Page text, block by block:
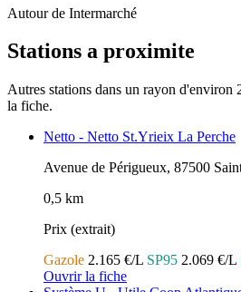
Autour de Intermarché
Stations a proximite
Autres stations dans un rayon
la fiche.
Netto - Netto St.Yrieix La Perche
Avenue de Périgueux, 87500
0,5 km
Prix (extrait)
Gazole 2.165 €/L SP95 2.069 €/L
Ouvrir la fiche